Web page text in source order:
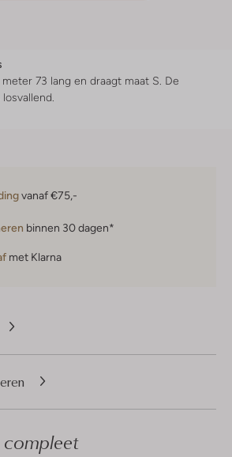
73 lang en draagt maat S. De
losvallend
vanaf €75,-
binnen 30 dagen*
met Klarna